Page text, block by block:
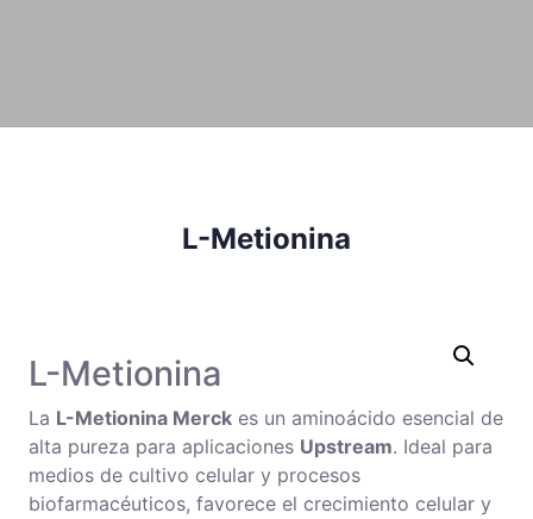
L-Metionina
L-Metionina
La L-Metionina Merck es un aminoácido esencial de
alta pureza para aplicaciones Upstream. Ideal para
medios de cultivo celular y procesos
biofarmacéuticos, favorece el crecimiento celular y